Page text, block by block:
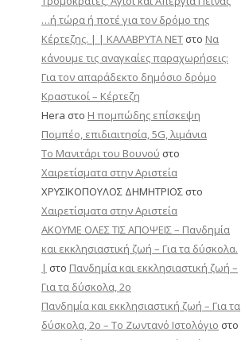
…ή τώρα ή ποτέ για τον δρόμο της
Κέρτεζης. | | ΚΑΛΑΒΡΥΤΑ ΝΕΤ στο Να
κάνουμε τις αναγκαίες παραχωρήσεις:
Για τον απαράδεκτο δημόσιο δρόμο
Κραστικοί – Κέρτεζη
Hera στο Η πομπώδης επίσκεψη
Πομπέο, επιδιαιτησία, 5G, λιμάνια
Το Μανιτάρι του Βουνού στο
Χαιρετίσματα στην Αριστεία
ΧΡΥΣΙΚΟΠΟΥΛΟΣ ΔΗΜΗΤΡΙΟΣ στο
Χαιρετίσματα στην Αριστεία
ΑΚΟΥΜΕ ΟΛΕΣ ΤΙΣ ΑΠΟΨΕΙΣ – Πανδημία
και εκκλησιαστική ζωή – Για τα δύσκολα.
| στο Πανδημία και εκκλησιαστική ζωή –
Για τα δύσκολα, 2ο
Πανδημία και εκκλησιαστική ζωή – Για τα
δύσκολα, 2ο – Το Zωντανό Iστολόγιο στο